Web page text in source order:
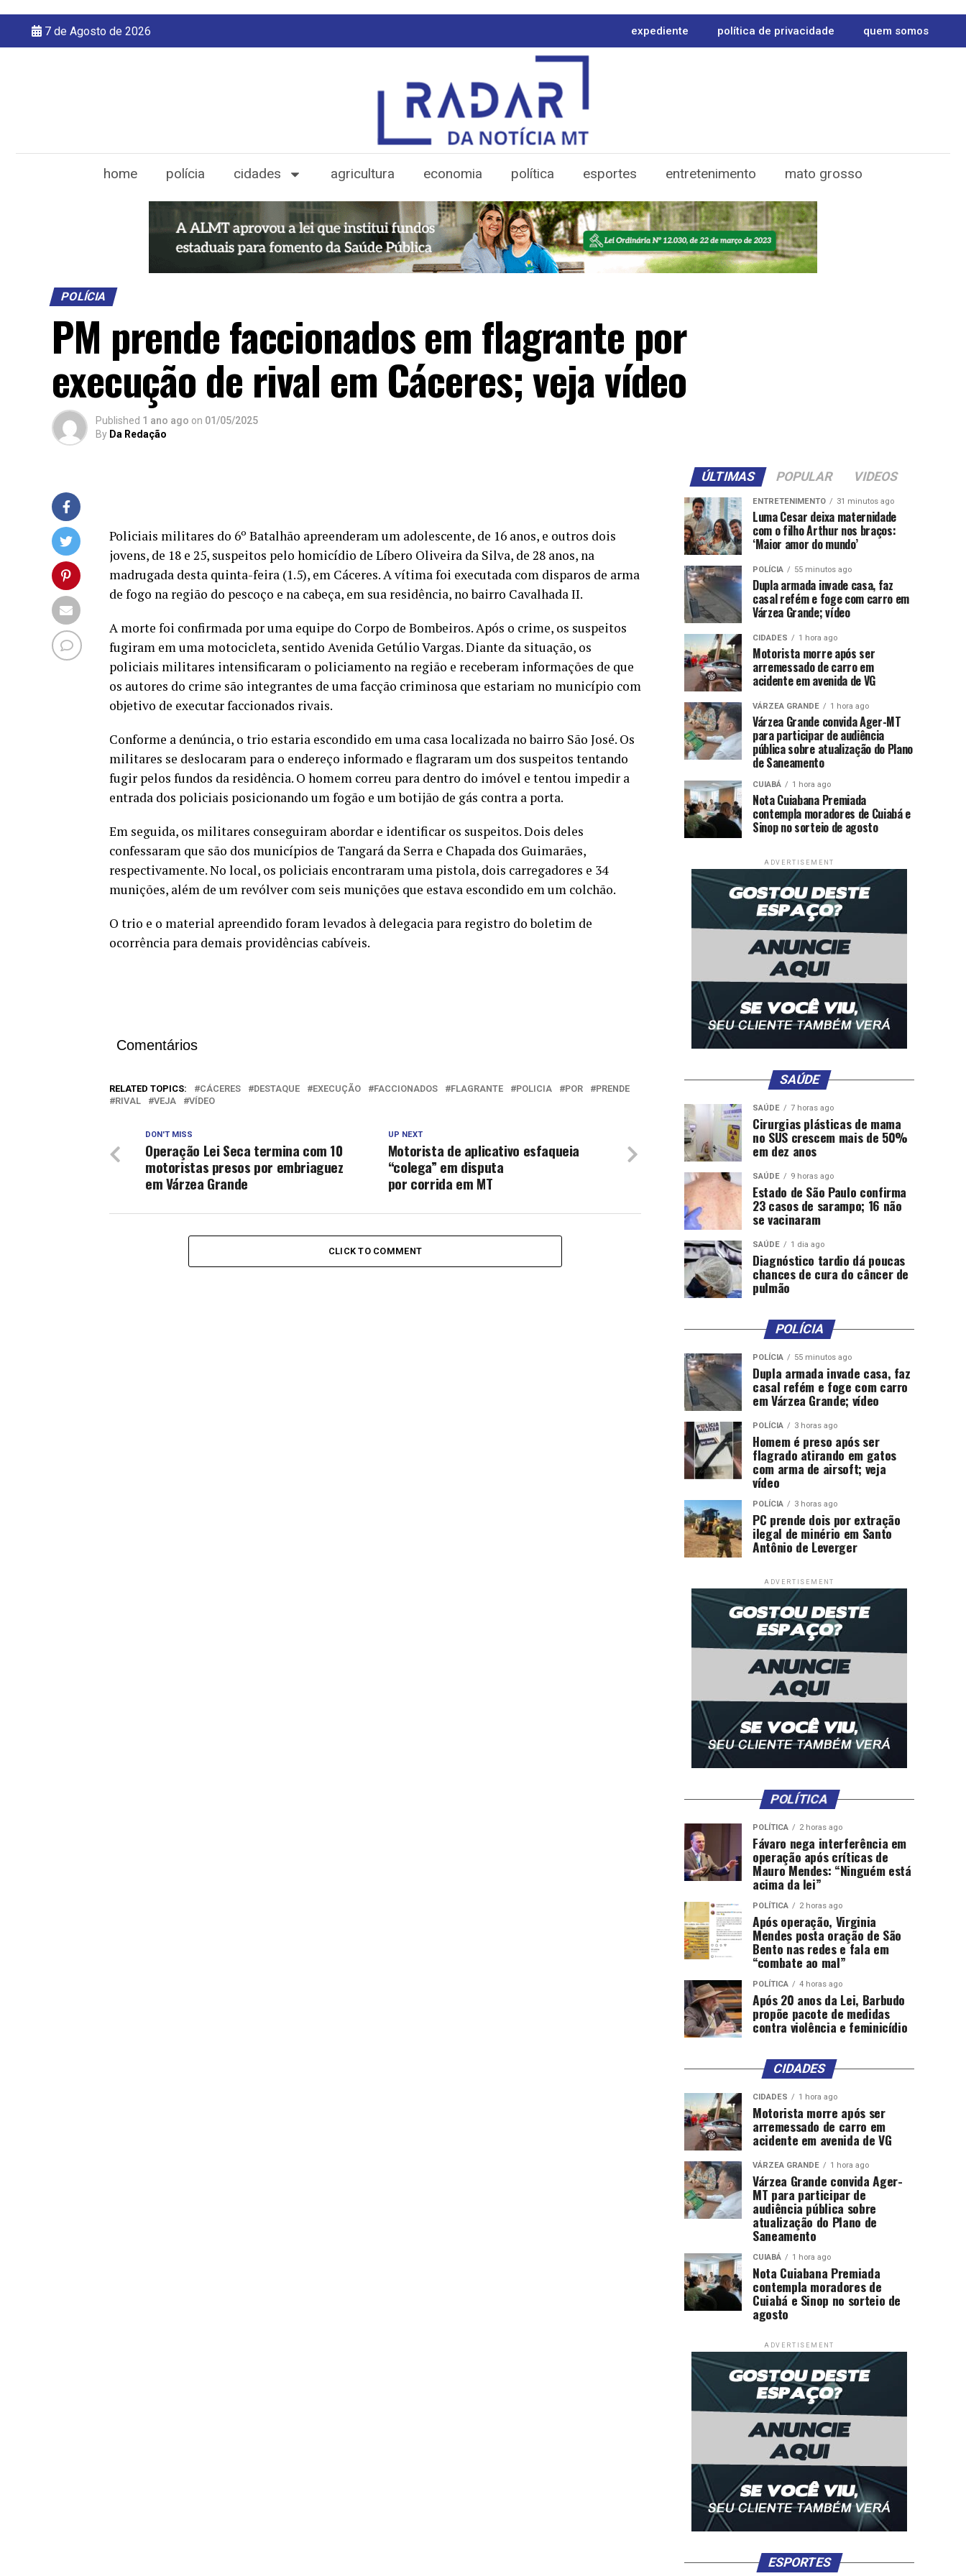
7 de Agosto de 2026 expediente política de privacidade quem somos
home polícia cidades agricultura economia política esportes entretenimento mato grosso
POLÍCIA
PM prende faccionados em flagrante por
execução de rival em Cáceres; veja vídeo
Published 1 ano ago on 01/05/2025
By Da Redação
Policiais militares do 6º Batalhão apreenderam um adolescente, de 16 anos, e outros dois
jovens, de 18 e 25, suspeitos pelo homicídio de Líbero Oliveira da Silva, de 28 anos, na
madrugada desta quinta-feira (1.5), em Cáceres. A vítima foi executada com disparos de arma
de fogo na região do pescoço e na cabeça, em sua residência, no bairro Cavalhada II.
A morte foi confirmada por uma equipe do Corpo de Bombeiros. Após o crime, os suspeitos
fugiram em uma motocicleta, sentido Avenida Getúlio Vargas. Diante da situação, os
policiais militares intensificaram o policiamento na região e receberam informações de que
os autores do crime são integrantes de uma facção criminosa que estariam no município com
objetivo de executar faccionados rivais.
Conforme a denúncia, o trio estaria escondido em uma casa localizada no bairro São José. Os
militares se deslocaram para o endereço informado e flagraram um dos suspeitos tentando
fugir pelos fundos da residência. O homem correu para dentro do imóvel e tentou impedir a
entrada dos policiais posicionando um fogão e um botijão de gás contra a porta.
Em seguida, os militares conseguiram abordar e identificar os suspeitos. Dois deles
confessaram que são dos municípios de Tangará da Serra e Chapada dos Guimarães,
respectivamente. No local, os policiais encontraram uma pistola, dois carregadores e 34
munições, além de um revólver com seis munições que estava escondido em um colchão.
O trio e o material apreendido foram levados à delegacia para registro do boletim de
ocorrência para demais providências cabíveis.
Comentários
RELATED TOPICS: CÁCERES DESTAQUE EXECUÇÃO FACCIONADOS FLAGRANTE POLICIA POR
PRENDE
RIVAL
VEJA VÍDEO
UP NEXT
Motorista de aplicativo esfaqueia
“colega” em disputa
por corrida em MT
DON'T MISS
Operação Lei Seca termina com 10
motoristas presos por embriaguez
em Várzea Grande
CLICK TO COMMENT
ÚLTIMAS POPULAR VIDEOS
ENTRETENIMENTO 31 minutos ago
Luma Cesar deixa maternidade
com o filho Arthur nos braços:
‘Maior amor do mundo’
POLÍCIA 55 minutos ago
Dupla armada invade casa, faz
casal refém e foge com carro em
Várzea Grande; vídeo
CIDADES 1 hora ago
Motorista morre após ser
arremessado de carro em
acidente em avenida de VG
VÁRZEA GRANDE 1 hora ago
Várzea Grande convida Ager-MT
para participar de audiência
pública sobre atualização do Plano
de Saneamento
CUIABÁ 1 hora ago
Nota Cuiabana Premiada
contempla moradores de Cuiabá e
Sinop no sorteio de agosto
ADVERTISEMENT
SAÚDE
SAÚDE 7 horas ago
Cirurgias plásticas de mama
no SUS crescem mais de 50%
em dez anos
SAÚDE 9 horas ago
Estado de São Paulo confirma
23 casos de sarampo; 16 não
se vacinaram
SAÚDE 1 dia ago
Diagnóstico tardio dá poucas
chances de cura do câncer de
pulmão
POLÍCIA
POLÍCIA 55 minutos ago
Dupla armada invade casa, faz
casal refém e foge com carro
em Várzea Grande; vídeo
POLÍCIA 3 horas ago
Homem é preso após ser
flagrado atirando em gatos
com arma de airsoft; veja
vídeo
POLÍCIA 3 horas ago
PC prende dois por extração
ilegal de minério em Santo
Antônio de Leverger
ADVERTISEMENT
POLÍTICA
POLÍTICA 2 horas ago
Fávaro nega interferência em
operação após críticas de
Mauro Mendes: “Ninguém está
acima da lei”
POLÍTICA 2 horas ago
Após operação, Virginia
Mendes posta oração de São
Bento nas redes e fala em
“combate ao mal”
POLÍTICA 4 horas ago
Após 20 anos da Lei, Barbudo
propõe pacote de medidas
contra violência e feminicídio
CIDADES
CIDADES 1 hora ago
Motorista morre após ser
arremessado de carro em
acidente em avenida de VG
VÁRZEA GRANDE 1 hora ago
Várzea Grande convida Ager-
MT para participar de
audiência pública sobre
atualização do Plano de
Saneamento
CUIABÁ 1 hora ago
Nota Cuiabana Premiada
contempla moradores de
Cuiabá e Sinop no sorteio de
agosto
ADVERTISEMENT
ESPORTES